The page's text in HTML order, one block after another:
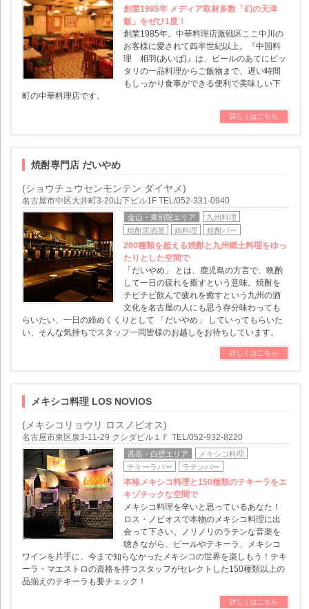
創業1985年 メディア取材多数「幻の天津
飯」をぜひ1度！
創業1985年。中華料理店激戦区ここ中川の
お客様に愛されて四半世紀以上。『中国料
理 相羽(あいば)』は、ビールのあてにピッ
タリの一品料理からご飯物まで、遅い時間
もしっかり食事ができる便利で美味しい下
町の中華料理店です。
詳しくはこちら
焼酎専門店 だいやめ
(ショウチュウセンモンテン ダイヤメ)
名古屋市中区大井町3-20山下ビル1F TEL/052-331-0940
金山・東別院エリア
九州料理
焼酎居酒屋
鍋料理 焼酎バー
200種類を超える焼酎と九州郷土料理をゆっ
たりとした空間で
「だいやめ」 とは、鹿児島の方言で、晩酌
して一日の疲れを癒すという意味。焼酎を
チビチビ飲んで疲れを癒すという九州の酒
文化を名古屋の人にも思う存分味わっても
らいたい、一日の締めくくりとして 「だいやめ」 していってもらいた
い、そんな気持ちでスタッフ一同皆様のお越しをお待ちしています。
詳しくはこちら
メキシコ料理 LOS NOVIOS
(メキシコリョウリ ロスノビオス)
名古屋市東区泉3-11-29 クシダビル１Ｆ TEL/052-932-8220
高岳・白壁エリア
メキシコ料理
テキーラバー
ラテンバー
本格メキシコ料理と150種類のテキーラをエ
キゾチックな空間で
メキシコ料理を辛いと思っているあなた！
ロス・ノビオスで本物のメキシコ料理に出
会って下さい。ノリノリのラテンな音楽を
聴きながら、ビールやテキーラ、メキシコ
ワインを片手に、今まで知らなかったメキシコの世界を楽しもう！テキ
ーラ・マエストロの資格を持つスタッフがセレクトした150種類以上の
品揃えのテキーラも要チェック！
詳しくはこちら